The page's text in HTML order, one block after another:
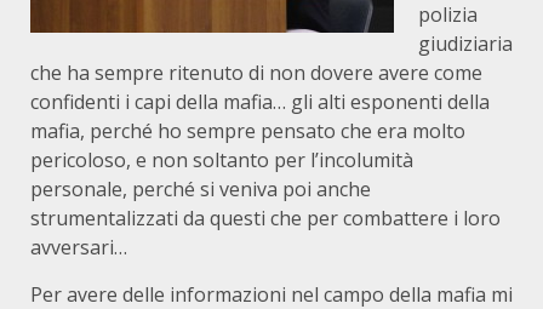
polizia
giudiziaria
che ha sempre ritenuto di non dovere avere come
confidenti i capi della mafia… gli alti esponenti della
mafia, perché ho sempre pensato che era molto
pericoloso, e non soltanto per l’incolumità
personale, perché si veniva poi anche
strumentalizzati da questi che per combattere i loro
avversari…
Per avere delle informazioni nel campo della mafia mi